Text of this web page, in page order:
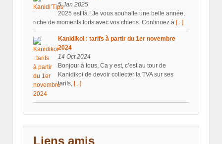
5 Jan 2025
2025 est là ! Je vous souhaite une belle année,
riche de moments forts avec vos chiens. Continuez à [...]
Kanidikoi : tarifs à partir du 1er novembre
2024
14 Oct 2024
Bonjour à tous, Ca y est, c’est au tour de
Kanidikoi de devoir collecter la TVA sur ses
tarifs, [...]
Liens amis